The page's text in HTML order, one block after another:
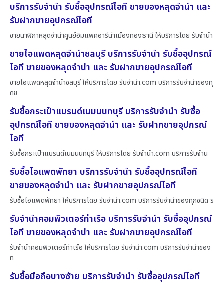
บริการรับจำนำ รับซื้ออุปกรณ์ไอที ขายของหลุดจำนำ และ
รับฝากขายอุปกรณ์ไอที
ขายนาฬิกาหลุดจำนำศูนย์อิมแพคอารีน่าเมืองทองธานี ให้บริการโดย รับจํานํา
ขายไอแพดหลุดจำนำชลบุรี บริการรับจำนำ รับซื้ออุปกรณ์
ไอที ขายของหลุดจำนำ และ รับฝากขายอุปกรณ์ไอที
ขายไอแพดหลุดจำนำชลบุรี ให้บริการโดย รับจํานํา.com บริการรับจำนำของทุ
กช
รับซื้อกระเป๋าแบรนด์เนมนนทบุรี บริการรับจำนำ รับซื้อ
อุปกรณ์ไอที ขายของหลุดจำนำ และ รับฝากขายอุปกรณ์
ไอที
รับซื้อกระเป๋าแบรนด์เนมนนทบุรี ให้บริการโดย รับจํานํา.com บริการรับจำน
รับซื้อไอแพดพัทยา บริการรับจำนำ รับซื้ออุปกรณ์ไอที
ขายของหลุดจำนำ และ รับฝากขายอุปกรณ์ไอที
รับซื้อไอแพดพัทยา ให้บริการโดย รับจํานํา.com บริการรับจำนำของทุกชนิด ร
รับจำนำคอมพิวเตอร์ท่าเรือ บริการรับจำนำ รับซื้ออุปกรณ์
ไอที ขายของหลุดจำนำ และ รับฝากขายอุปกรณ์ไอที
รับจำนำคอมพิวเตอร์ท่าเรือ ให้บริการโดย รับจํานํา.com บริการรับจำนำของ
ท
รับซื้อมือถือบางซ้าย บริการรับจำนำ รับซื้ออุปกรณ์ไอที